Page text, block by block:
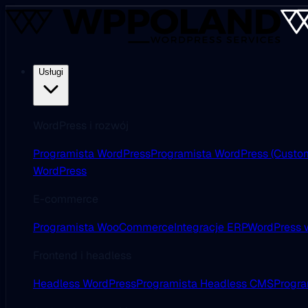
Usługi
Programista WordPressProgramista WordPress
WordPress
Programista WooCommerceIntegracje ERPWordPress
Headless WordPressProgramista Headless CMS